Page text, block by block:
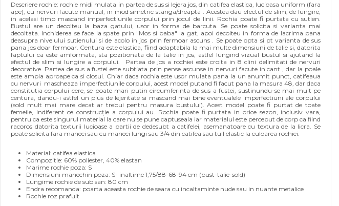
Descriere rochie: rochie midi mulata in partea de sus si lejera jos, din catifea elastica, lucioasa uniform (fara
ape), cu nervuri facute manual, in mod simetric stanga/dreapta . Acestea dau efectul de slim, de lungire,
in acelasi timp mascand imperfectiunile corpului prin jocul de linii. Rochia poate fi purtata cu sutien.
Bustul are un decolteu la baza gatului, usor in forma de barcuta. Se poate solicita si varianta mai
decoltata. Inchiderea se face la spate prin "Mos si baba" la gat, apoi decolteu in forma de lacrima pana
deasupra nivelului sutienului si de acolo in jos prin fermoar ascuns . Se poate opta si pt varianta de sus
pana jos doar fermoar. Centura este elastica, fiind adaptabila la mai multe dimensiuni de talie si, datorita
faptului ca este amformata, sta pozitionata de la talie in jos, astfel lungind vizual bustul si ajutand la
efectul de slim si lungire a corpului. Partea de jos a rochiei este croita in 8 clini delimitati de nervuri
decorative. Partea de sus a fustei este subtiata prin pense ascunse in nervuri facute in cant , dar la poale
este ampla aproape ca si closul. Chiar daca rochia este usor mulata pana la un anumit punct, catifeaua
cu nervuri mascheaza imperfectiunile corpului, acest model putand fi facut pana la masura 48, dar daca
constitutia corpului cere, se poate mari putin circumferinta de sus a fustei, sustinundu-se mai mult pe
centura, dandu-i astfel un plus de lejeritate si mascand mai bine eventualele imperfectiuni ale corpului
(sold mult mai mare decat ar trebui pentru masura bustului). Acest model poate fi purtat de toate
femeile, indiferent ce construcție a corpului au. Rochia poate fi purtata in orice sezon, inclusiv vara,
pentru ca este singurul material la care nu se pune captuseala iar materialul este perceput de corp ca fiind
racoros datorita texturii lucioase a partii de dedesubt a catifelei, asemanatoare cu textura de la licra. Se
poate solicita fara maneci sau cu maneci lungi sau 3/4 din catifea sau tull elastic la culoarea rochiei.
Material: catifea elastica
Compozitie: 60% poliester, 40% elastan
Marime rochie poza: S
Dimensiuni manechin poza: S- inaltime 1,75/88-68-94 cm (bust-talie-sold)
Lungime rochie de sub san: 80 cm
Endra recomanda: poarta aceasta rochie de seara cu incaltaminte nude sau in nuante metalice
Rochie roz prafuit